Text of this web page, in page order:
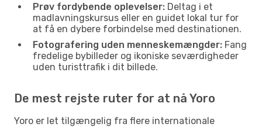
Prøv fordybende oplevelser: Deltag i et
madlavningskursus eller en guidet lokal tur for
at få en dybere forbindelse med destinationen.
Fotografering uden menneskemængder: Fang
fredelige bybilleder og ikoniske seværdigheder
uden turisttrafik i dit billede.
De mest rejste ruter for at nå Yoro
Yoro er let tilgængelig fra flere internationale